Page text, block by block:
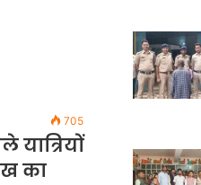
705
यात्रियों
का